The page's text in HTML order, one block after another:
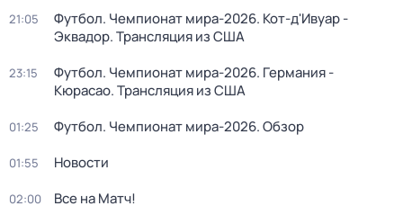
21:05
Футбол. Чемпионат мира-2026. Кот-д'Ивуар -
Эквадор. Трансляция из США
23:15
Футбол. Чемпионат мира-2026. Германия -
Кюрасао. Трансляция из США
01:25 Футбол. Чемпионат мира-2026. Обзор
01:55 Новости
02:00 Все на Матч!